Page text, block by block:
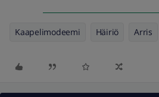
Kaapelimodeemi Häiriö Arris